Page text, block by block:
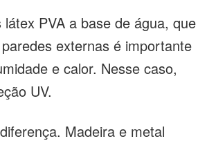
PVA a base de água, que
externas é importante
e calor. Nesse caso,
UV.
Madeira e metal